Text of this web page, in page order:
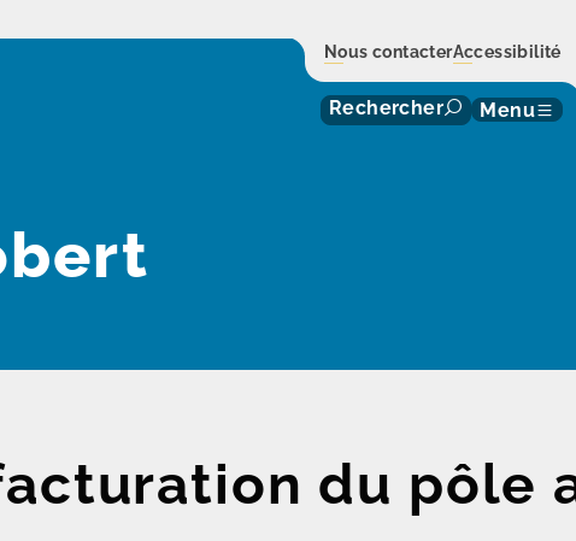
Nous contacterAccessibilité
Rechercher Menu
du pôle